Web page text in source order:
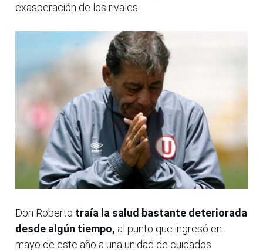
exasperación de los rivales.
Don Roberto traía la salud bastante deteriorada
desde algún tiempo, al punto que ingresó en
mayo de este año a una unidad de cuidados